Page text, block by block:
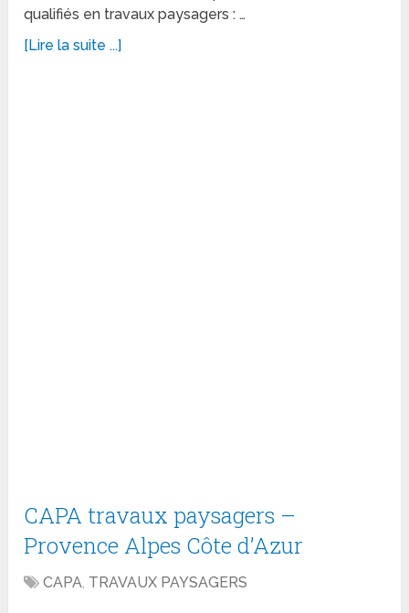
qualifiés en travaux paysagers : …
[Lire la suite ...]
CAPA travaux paysagers –
Provence Alpes Côte d’Azur
CAPA, TRAVAUX PAYSAGERS